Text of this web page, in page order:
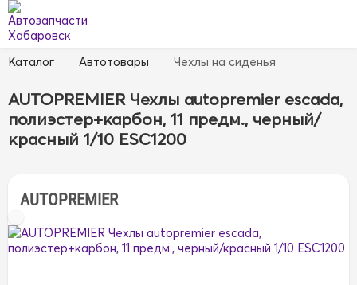
Каталог Автотовары Чехлы на сиденья
AUTOPREMIER Чехлы autopremier escada,
полиэстер+карбон, 11 предм., черный/
красный 1/10 ESC1200
AUTOPREMIER